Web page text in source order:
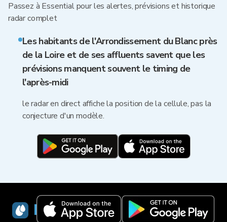
Passez à Essential pour les alertes, prévisions et historique
radar complet
Les habitants de l'Arrondissement du Blanc près
de la Loire et de ses affluents savent que les
prévisions manquent souvent le timing de
l'après-midi
le radar en direct affiche la position de la cellule, pas la
conjecture d'un modèle.
RainViewer